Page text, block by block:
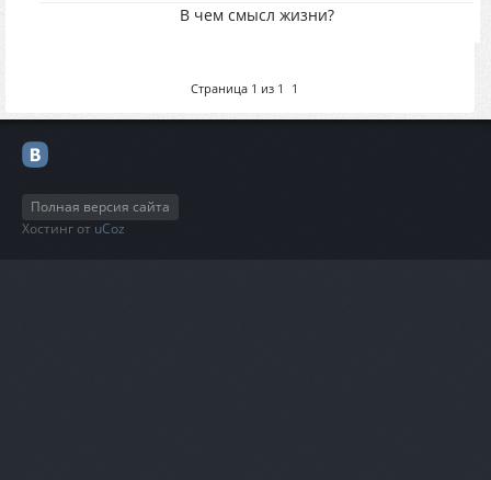
В чем смысл жизни?
Страница 1 из 1 1
Полная версия сайта
Хостинг от uCoz